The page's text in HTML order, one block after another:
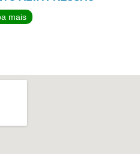
mais